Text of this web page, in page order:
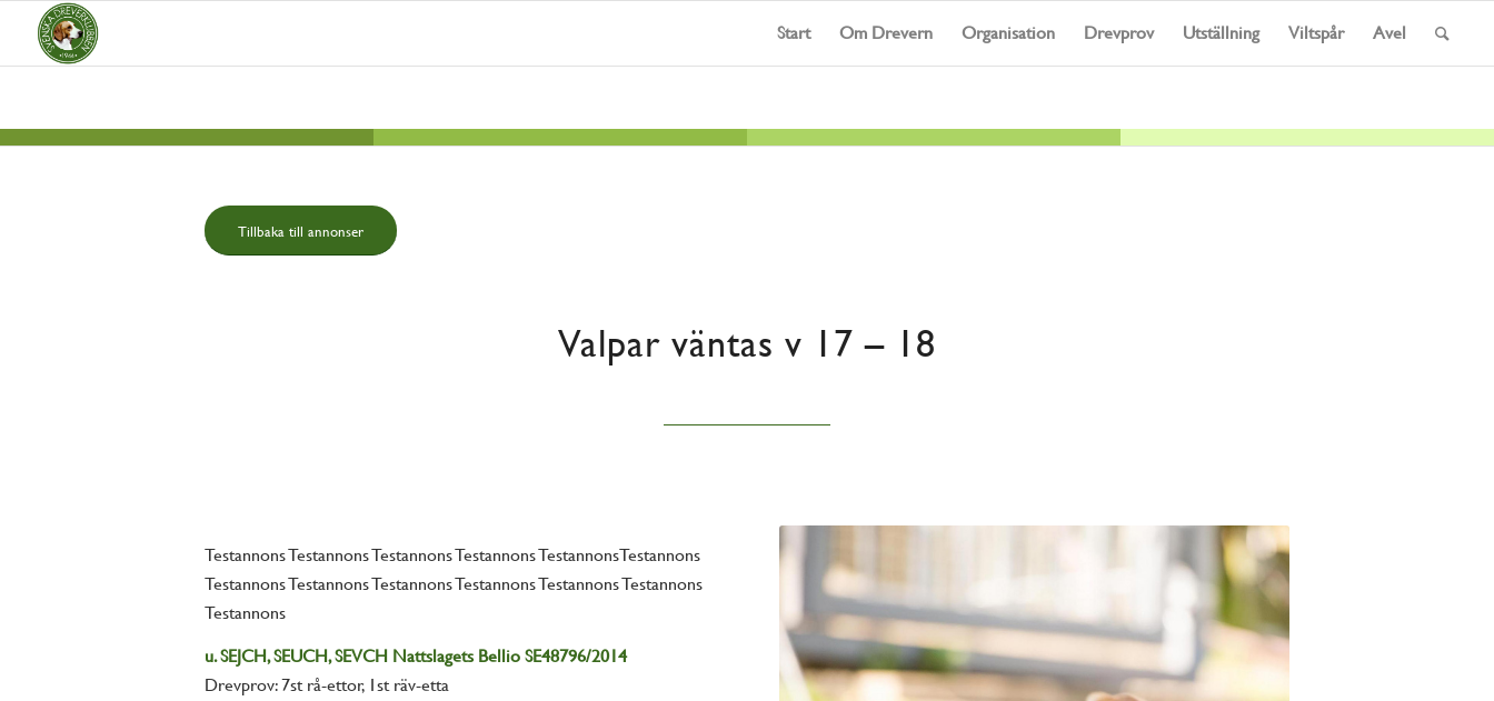
Start Om Drevern Organisation Drevprov Utställning Viltspår Avel
Tillbaka till annonser
Valpar väntas v 17 – 18
Testannons Testannons Testannons Testannons TestannonsTestannons
Testannons Testannons Testannons Testannons Testannons Testannons
Testannons
u. SEJCH, SEUCH, SEVCH Nattslagets Bellio SE48796/2014
Drevprov: 7st rå-ettor, 1st räv-etta